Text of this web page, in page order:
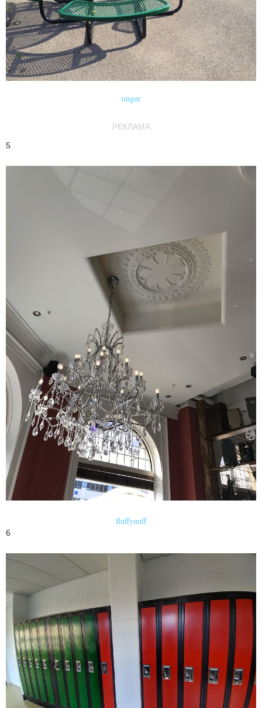
imgur
РЕКЛАМА
5
fluffynuff
6